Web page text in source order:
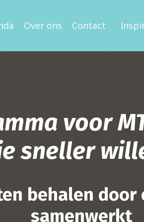
Over ons Contact
voor
sneller
behalen door
samenwerkt